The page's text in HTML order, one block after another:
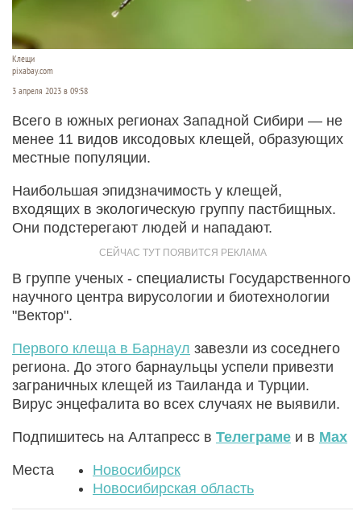
Клещи
pixabay.com
3 апреля 2023 в 09:58
Всего в южных регионах Западной Сибири — не
менее 11 видов иксодовых клещей, образующих
местные популяции.
Наибольшая эпидзначимость у клещей,
входящих в экологическую группу пастбищных.
Они подстерегают людей и нападают.
В группе ученых - специалисты Государственного
научного центра вирусологии и биотехнологии
"Вектор".
Первого клеща в Барнаул завезли из соседнего
региона. До этого барнаульцы успели привезти
заграничных клещей из Таиланда и Турции.
Вирус энцефалита во всех случаях не выявили.
Подпишитесь на Алтапресс в Телеграме и в Max
Места
Новосибирск
Новосибирская область